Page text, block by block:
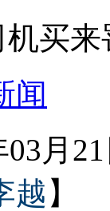
买来
闻
月
越 】